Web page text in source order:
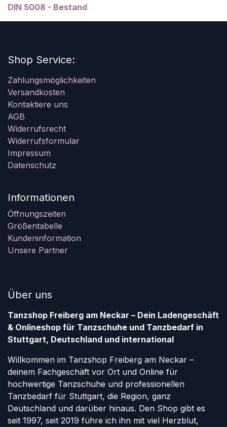
DIN 5008 - Bestand
Shop Service:
Zahlungsmöglichkeiten
Versandkosten
Kontaktiere uns
AGB
Widerrufsrecht
Widerrufsformular
Impressum
Datenschutz
Informationen
Öffnungszeiten
Größentabelle
Kundeninformation
Unsere Partner
Über uns
Tanzshop Freiberg am Neckar – Dein Ladengeschäft
& Onlineshop für Tanzschuhe und Tanzbedarf in
Stuttgart, Deutschland und international
Willkommen im Tanzshop Freiberg am Neckar –
deinem Fachgeschäft vor Ort und Online für
hochwertige Tanzschuhe und professionellen
Tanzbedarf für Stuttgart, die Region, ganz
Deutschland und darüber hinaus. Den Shop gibt es
seit 1997, seit 2019 führe ich ihn mit viel Herzblut,